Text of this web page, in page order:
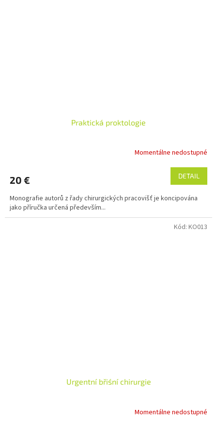
Praktická proktologie
Momentálne nedostupné
20 € DETAIL
Monografie autorů z řady chirurgických pracovišť je koncipována
jako příručka určená především...
Urgentní břiśní chirurgie
Momentálne nedostupné
Kód: KO013